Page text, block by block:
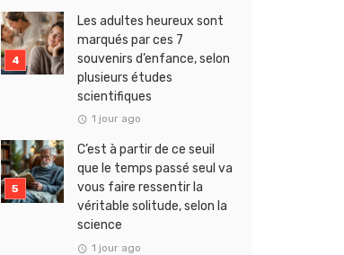
Les adultes heureux sont
marqués par ces 7
souvenirs d’enfance, selon
plusieurs études
scientifiques
1 jour ago
C’est à partir de ce seuil
que le temps passé seul va
vous faire ressentir la
véritable solitude, selon la
science
1 jour ago